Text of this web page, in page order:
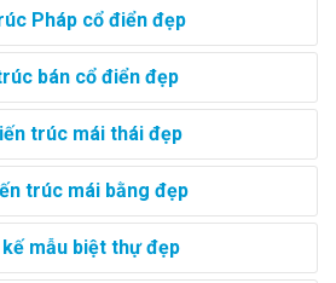
Pháp cổ điển đẹp
bán cổ điển đẹp
trúc mái thái đẹp
trúc mái bằng đẹp
mẫu biệt thự đẹp